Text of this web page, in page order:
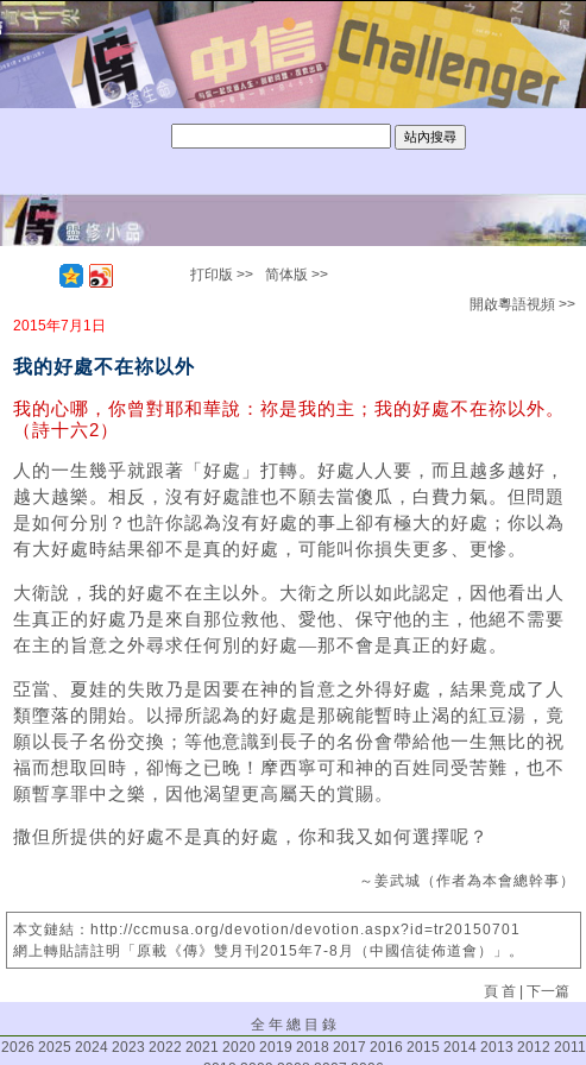
打印版 >>
简体版 >>
開啟粵語視頻 >>
2015年7月1日
我的好處不在祢以外
我的心哪，你曾對耶和華說：祢是我的主；我的好處不在祢以外。
（詩十六2）
人的一生幾乎就跟著「好處」打轉。好處人人要，而且越多越好，
越大越樂。相反，沒有好處誰也不願去當傻瓜，白費力氣。但問題
是如何分別？也許你認為沒有好處的事上卻有極大的好處；你以為
有大好處時結果卻不是真的好處，可能叫你損失更多、更慘。
大衛說，我的好處不在主以外。大衛之所以如此認定，因他看出人
生真正的好處乃是來自那位救他、愛他、保守他的主，他絕不需要
在主的旨意之外尋求任何別的好處—那不會是真正的好處。
亞當、夏娃的失敗乃是因要在神的旨意之外得好處，結果竟成了人
類墮落的開始。以掃所認為的好處是那碗能暫時止渴的紅豆湯，竟
願以長子名份交換；等他意識到長子的名份會帶給他一生無比的祝
福而想取回時，卻悔之已晚！摩西寧可和神的百姓同受苦難，也不
願暫享罪中之樂，因他渴望更高屬天的賞賜。
撒但所提供的好處不是真的好處，你和我又如何選擇呢？
～姜武城（作者為本會總幹事）
本文鏈結：http://ccmusa.org/devotion/devotion.aspx?id=tr20150701
網上轉貼請註明「原載《傳》雙月刊2015年7-8月（中國信徒佈道會）」。
頁 首 |下一篇
全 年 總 目 錄
2026 2025 2024 2023 2022 2021 2020 2019 2018 2017 2016 2015 2014 2013 2012 2011